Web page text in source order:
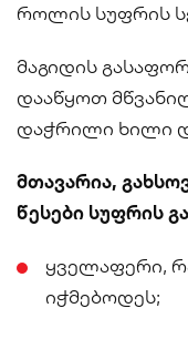
როლის სუფრის
მაგიდის
დააწყოთ
დაჭრილი ხილი
მთავარია,
წესები სუფრის
ყველაფერი,
იჭმებოდეს;